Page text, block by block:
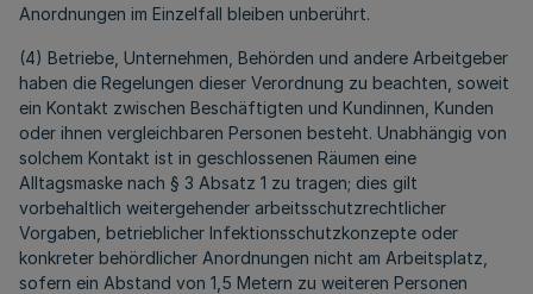
Anordnungen im Einzelfall bleiben unberührt.
(4) Betriebe, Unternehmen, Behörden und andere Arbeitgeber
haben die Regelungen dieser Verordnung zu beachten, soweit
ein Kontakt zwischen Beschäftigten und Kundinnen, Kunden
oder ihnen vergleichbaren Personen besteht. Unabhängig von
solchem Kontakt ist in geschlossenen Räumen eine
Alltagsmaske nach § 3 Absatz 1 zu tragen; dies gilt
vorbehaltlich weitergehender arbeitsschutzrechtlicher
Vorgaben, betrieblicher Infektionsschutzkonzepte oder
konkreter behördlicher Anordnungen nicht am Arbeitsplatz,
sofern ein Abstand von 1,5 Metern zu weiteren Personen